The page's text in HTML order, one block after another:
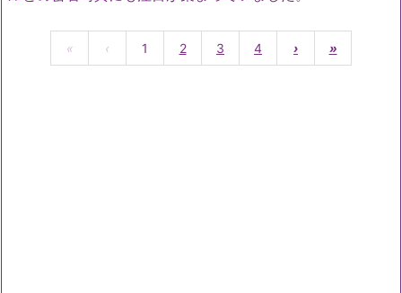
« ‹ 1 2 3 4 › »